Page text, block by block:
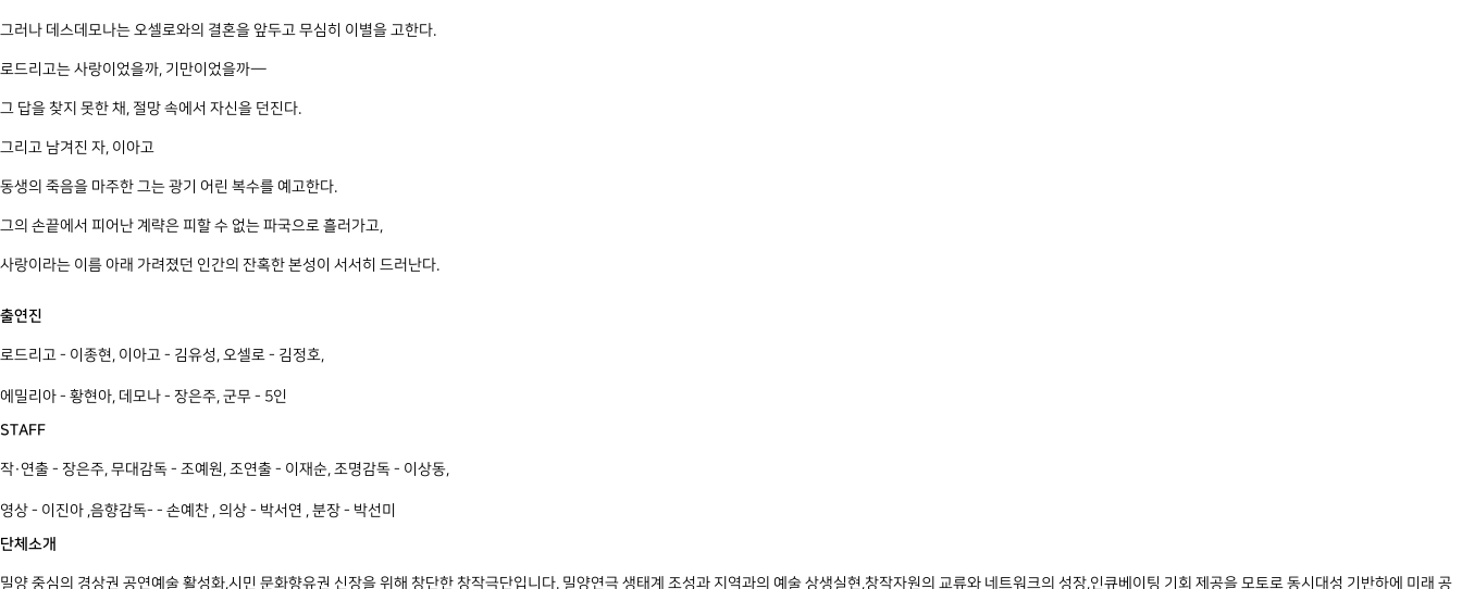
그러나 데스데모나는 오셀로와의 결혼을 앞두고 무심히 이별을 고한다.
로드리고는 사랑이었을까, 기만이었을까—
그 답을 찾지 못한 채, 절망 속에서 자신을 던진다.
그리고 남겨진 자, 이아고
동생의 죽음을 마주한 그는 광기 어린 복수를 예고한다.
그의 손끝에서 피어난 계략은 피할 수 없는 파국으로 흘러가고,
사랑이라는 이름 아래 가려졌던 인간의 잔혹한 본성이 서서히 드러난다.
출연진
로드리고 - 이종현, 이아고 - 김유성, 오셀로 - 김정호,
에밀리아 - 황현아, 데모나 - 장은주, 군무 - 5인
STAFF
작·연출 - 장은주, 무대감독 - 조예원, 조연출 - 이재순, 조명감독 - 이상동,
영상 - 이진아 ,음향감독- - 손예찬 , 의상 - 박서연 , 분장 - 박선미
단체소개
밀양 중심의 경상권 공연예술 활성화,시민 문화향유권 신장을 위해 창단한 창작극단입니다. 밀양연극 생태계 조성과 지역과의 예술 상생실현,창작자원의 교류와 네트워크의 성장,인큐베이팅 기회 제공을 모토로 동시대성 기반하에 미래 공